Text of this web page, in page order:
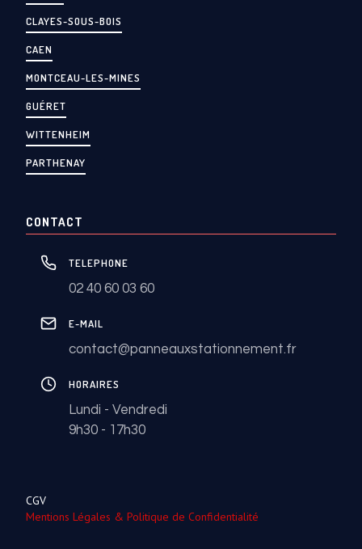
CLAYES-SOUS-BOIS
CAEN
MONTCEAU-LES-MINES
GUÉRET
WITTENHEIM
PARTHENAY
CONTACT
TELEPHONE
02 40 60 03 60
E-MAIL
contact@panneauxstationnement.fr
HORAIRES
Lundi - Vendredi
9h30 - 17h30
CGV
Mentions Légales & Politique de Confidentialité